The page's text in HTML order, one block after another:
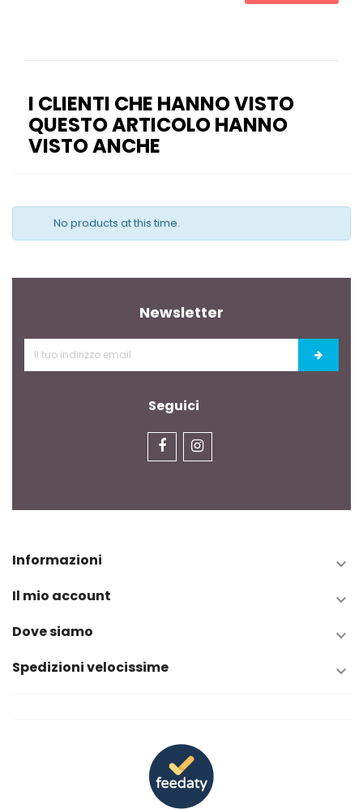
I CLIENTI CHE HANNO VISTO
QUESTO ARTICOLO HANNO
VISTO ANCHE
No products at this time.
Newsletter
Seguici
Informazioni 
Il mio account 
Dove siamo 
Spedizioni velocissime 